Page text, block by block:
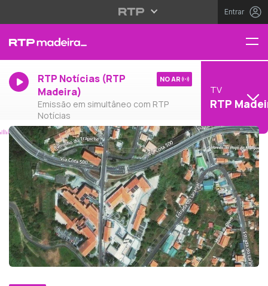
Entrar
RTP Notícias (RTP
Madeira)
Emissão em simultâneo com RTP
Notícias
NO AR
TV
RTP